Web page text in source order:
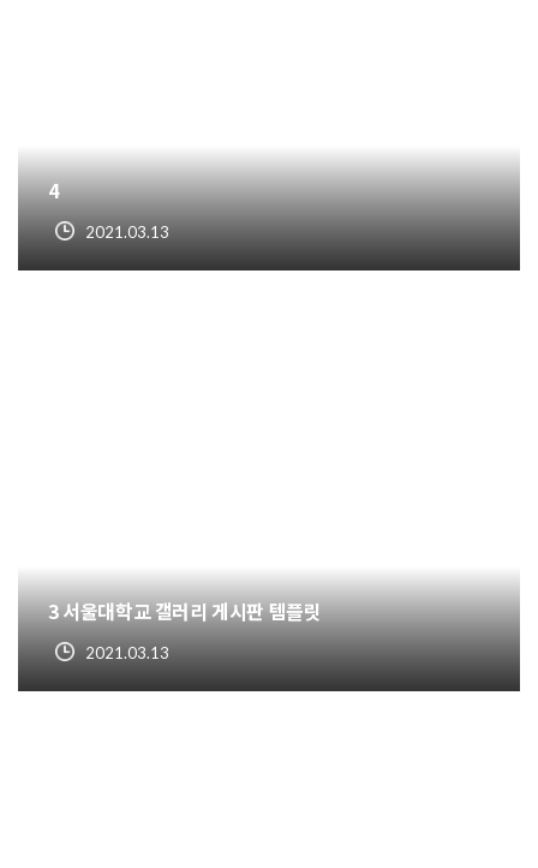
4
2021.03.13
3 서울대학교 갤러리 게시판 템플릿
2021.03.13